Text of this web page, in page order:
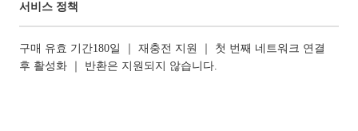
서비스 정책
구매 유효 기간180일 ｜ 재충전 지원 ｜ 첫 번째 네트워크 연결
후 활성화 ｜ 반환은 지원되지 않습니다.